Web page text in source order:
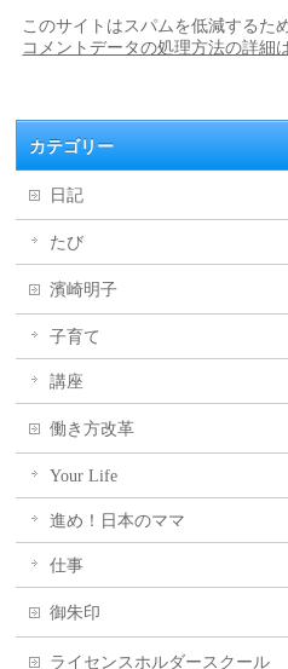
このサイトはスパムを低減するた
コメントデータの処理方法の詳細
カテゴリー
日記
たび
濱崎明子
子育て
講座
働き方改革
Your Life
進め！日本のママ
仕事
御朱印
ライセンスホルダースクール